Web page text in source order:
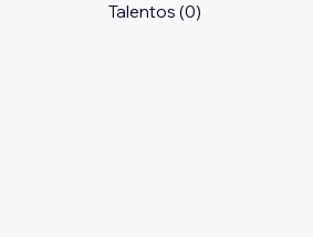
Talentos (0)